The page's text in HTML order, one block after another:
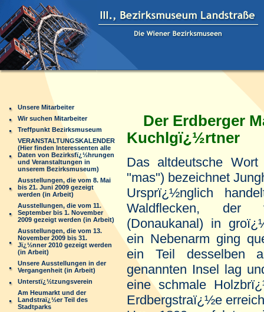
Unsere Mitarbeiter
Wir suchen Mitarbeiter
Treffpunkt Bezirksmuseum
VERANSTALTUNGSKALENDER
(Hier finden Interessenten alle
Daten von Bezirksfï¿½hrungen
und Veranstaltungen in
unserem Bezirksmuseum)
Ausstellungen, die vom 8. Mai
bis 21. Juni 2009 gezeigt
werden (in Arbeit)
Ausstellungen, die vom 11.
September bis 1. November
2009 gezeigt werden (in Arbeit)
Ausstellungen, die vom 13.
November 2009 bis 31.
Jï¿½nner 2010 gezeigt werden
(in Arbeit)
Unsere Ausstellungen in der
Vergangenheit (in Arbeit)
Unterstï¿½tzungsverein
Am Heumarkt und der
Landstraï¿½er Teil des
Stadtparks
Der Erdberger
Kuchlgï¿½rtner
Das altdeutsche
"mas") bezeichnet
Ursprï¿½nglich
Waldflecken, der
(Donaukanal) in
ein Nebenarm ging
ein Teil desselben
genannten Insel lag
eine schmale
Erdbergstraï¿½e